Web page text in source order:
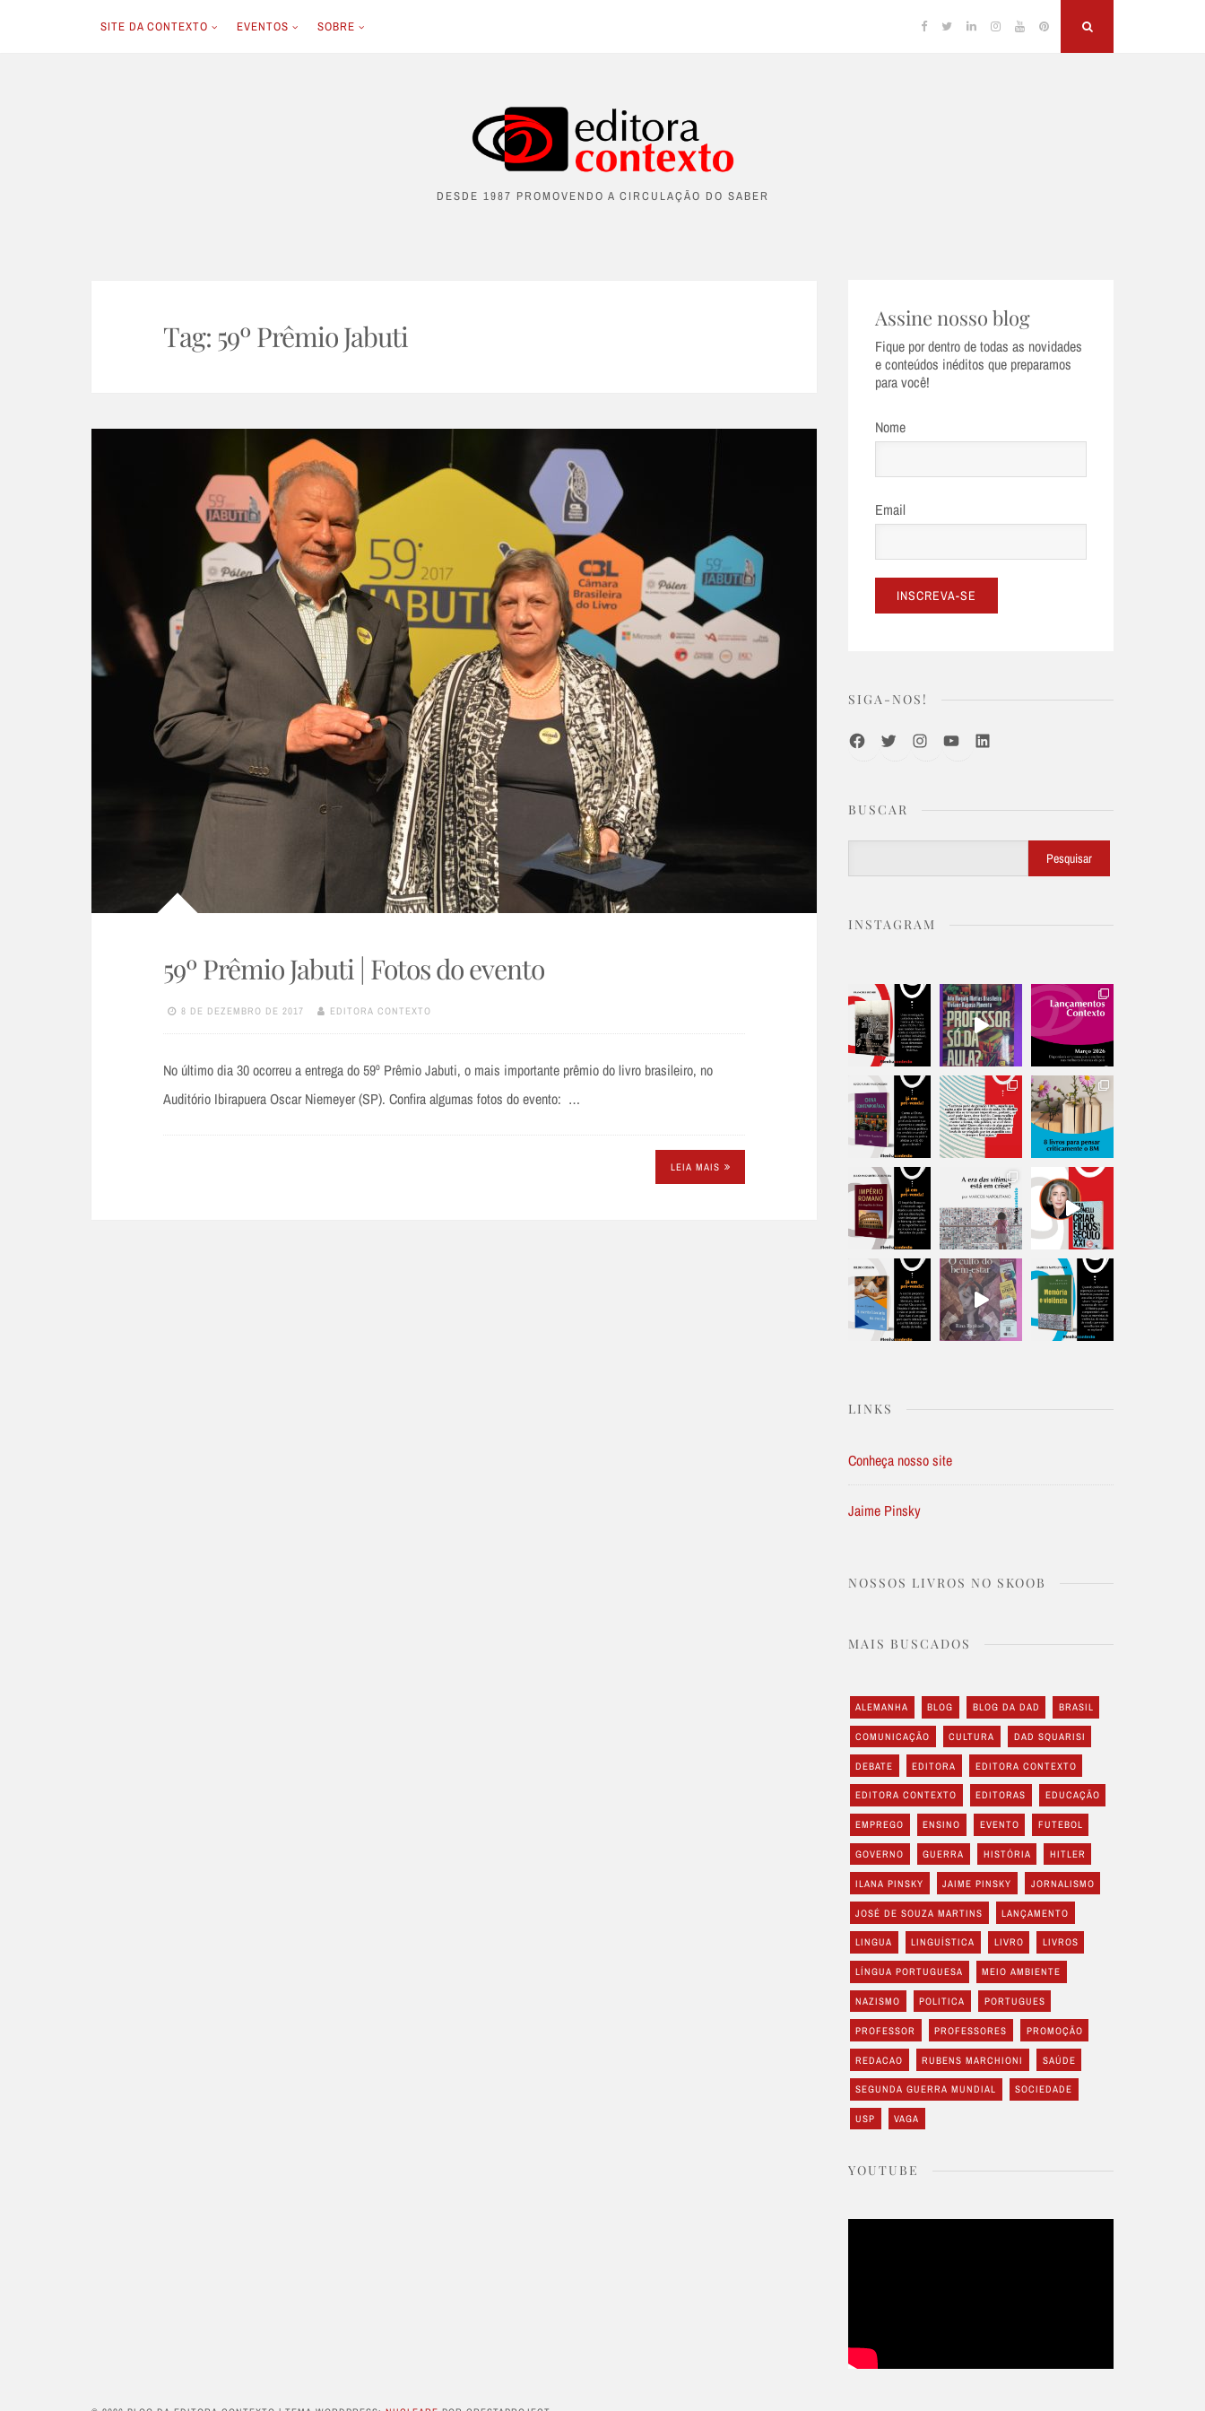
SITE DA CONTEXTO EVENTOS SOBRE Facebook
TwitterLinkedinInstagram
YouTubePinterest
DESDE 1987 PROMOVENDO A CIRCULAÇÃO DO SABER
Tag: 59º Prêmio Jabuti
59º Prêmio Jabuti | Fotos do evento
8 DE DEZEMBRO DE 2017 EDITORA CONTEXTO
No último dia 30 ocorreu a entrega do 59º Prêmio Jabuti, o mais importante prêmio do livro brasileiro, no
Auditório Ibirapuera Oscar Niemeyer (SP). Confira algumas fotos do evento: …
LEIA MAIS
Assine nosso blog
Fique por dentro de todas as novidades
e conteúdos inéditos que preparamos
para você!
Nome
Email
SIGA-NOS!
FacebookTwitterInstagramYoutubeLinkedIn
BUSCAR
Pesquisar
INSTAGRAM
LINKS
Conheça nosso site
Jaime Pinsky
NOSSOS LIVROS NO SKOOB
MAIS BUSCADOS
ALEMANHA BLOG BLOG DA DAD BRASIL
COMUNICAÇÃO CULTURA DAD SQUARISI
DEBATE EDITORA EDITORA CONTEXTO
EDITORA CONTEXTO EDITORAS EDUCAÇÃO
EMPREGO ENSINO EVENTO FUTEBOL
GOVERNO GUERRA HISTÓRIA HITLER
ILANA PINSKY JAIME PINSKY JORNALISMO
JOSÉ DE SOUZA MARTINS LANÇAMENTO
LINGUA LINGUÍSTICA LIVRO LIVROS
LÍNGUA PORTUGUESA MEIO AMBIENTE
NAZISMO POLITICA PORTUGUES
PROFESSOR PROFESSORES PROMOÇÃO
REDACAO RUBENS MARCHIONI SAÚDE
SEGUNDA GUERRA MUNDIAL SOCIEDADE
USP VAGA
YOUTUBE